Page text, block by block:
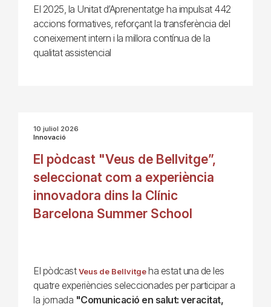
El 2025, la Unitat d’Aprenentatge ha impulsat 442
accions formatives, reforçant la transferència del
coneixement intern i la millora contínua de la
qualitat assistencial
10 juliol 2026
Innovació
El pòdcast "Veus de Bellvitge”,
seleccionat com a experiència
innovadora dins la Clínic
Barcelona Summer School
El pòdcast Veus de Bellvitgeha estat una de les
quatre experiències seleccionades per participar a
la jornada "Comunicació en salut: veracitat,